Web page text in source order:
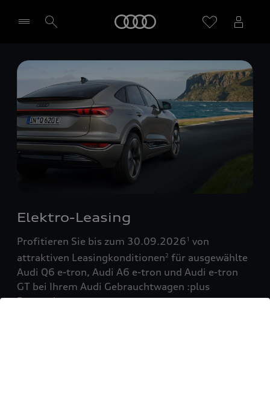
Händler wählen
Elektro-Leasing
Profitieren Sie bis zum 30.09.20261 von
attraktiven Leasingkonditionen2 für ausgewählte
Audi Q6 e-tron, Audi A6 e-tron und Audi e-tron
GT bei Ihrem Audi Gebrauchtwagen :plus
Partner!